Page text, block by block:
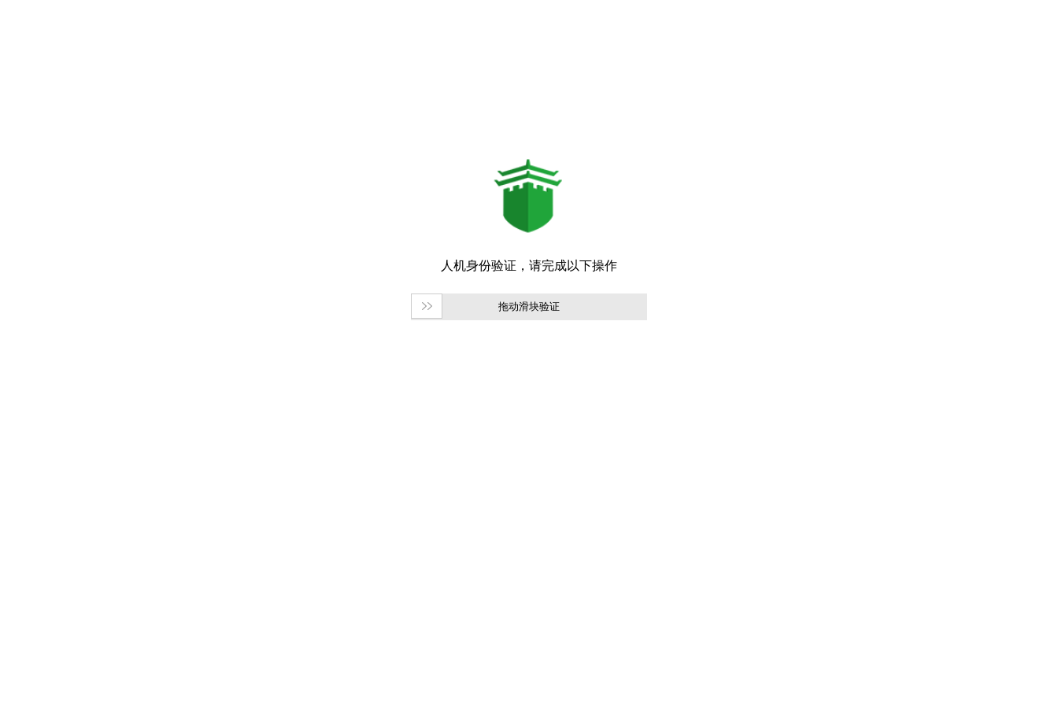
拖动滑块验证